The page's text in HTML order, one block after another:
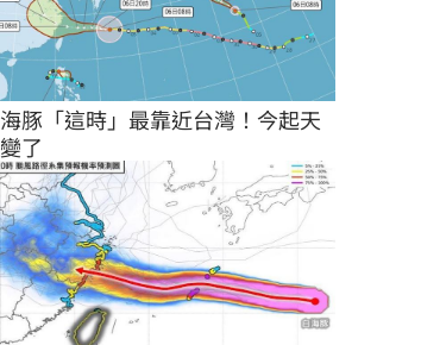
豚「這時」最靠近台灣！今起天
了